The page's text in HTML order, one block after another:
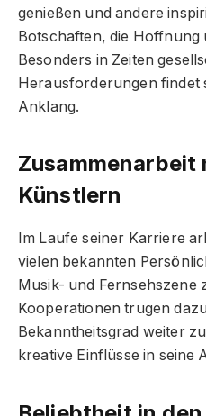
genießen und andere
Botschaften, die Hoffnung
Besonders in Zeiten
Herausforderungen findet
Anklang.
Zusammenarbeit
Künstlern
Im Laufe seiner Karriere
vielen bekannten
Musik- und Fernsehszene
Kooperationen trugen
Bekanntheitsgrad weiter
kreative Einflüsse in seine